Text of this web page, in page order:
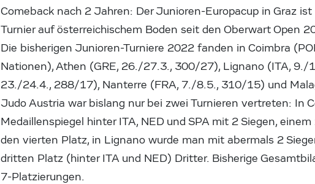
Comeback nach 2 Jahren: Der Junioren-Europacup in Graz
Turnier auf österreichischem Boden seit den Oberwart Open
Die bisherigen Junioren-Turniere 2022 fanden in Coimbra
Nationen), Athen (GRE, 26./27.3., 300/27), Lignano (ITA, 9./
23./24.4., 288/17), Nanterre (FRA, 7./8.5., 310/15) und
Judo Austria war bislang nur bei zwei Turnieren vertreten: In
Medaillenspiegel hinter ITA, NED und SPA mit 2 Siegen,
den vierten Platz, in Lignano wurde man mit abermals 2
dritten Platz (hinter ITA und NED) Dritter. Bisherige
7-Platzierungen.